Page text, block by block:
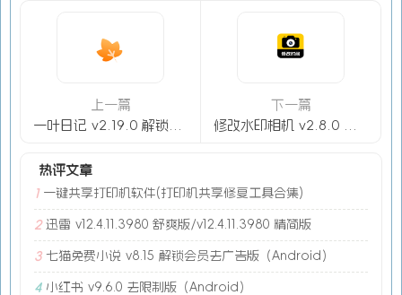
上一篇
下一篇
热评文章
1 一键共享打印机软件(打印机共享修复工具合集)
2 迅雷 v12.4.11.3980 舒爽版/v12.4.11.3980 精简版
3 七猫免费小说 v8.15 解锁会员去广告版（Android）
4 小红书 v9.6.0 去限制版（Android）